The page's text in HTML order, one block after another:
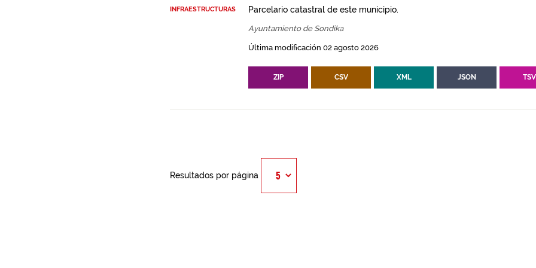
INFRAESTRUCTURAS
Parcelario catastral de este municipio.
Ayuntamiento de Sondika
Última modificación 02 agosto 2026
ZIP CSV XML JSON TSV
Resultados por página